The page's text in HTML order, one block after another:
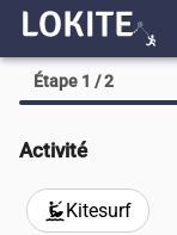
Étape 1 / 2
Activité
kitesurfingKitesurf